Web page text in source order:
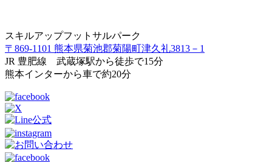
スキルアップフットサルパーク
〒869-1101 熊本県菊池郡菊陽町津久礼3813－1
JR 豊肥線 武蔵塚駅から徒歩で15分
熊本インターから車で約20分